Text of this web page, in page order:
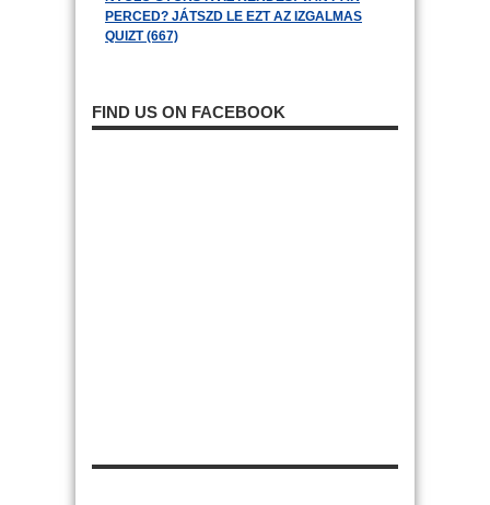
PERCED? JÁTSZD LE EZT AZ IZGALMAS
QUIZT (667)
FIND US ON FACEBOOK